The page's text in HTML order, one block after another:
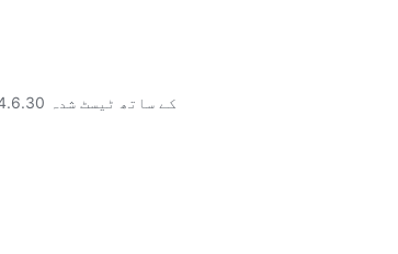
4.6.30 کے ساتھ ٹیسٹ شدہ